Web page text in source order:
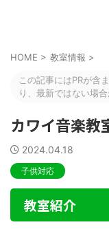
HOME > 教室情報 >
この記事にはPRが含
り、最新ではない場合
カワイ音楽教
2024.04.18
子供対応
教室紹介